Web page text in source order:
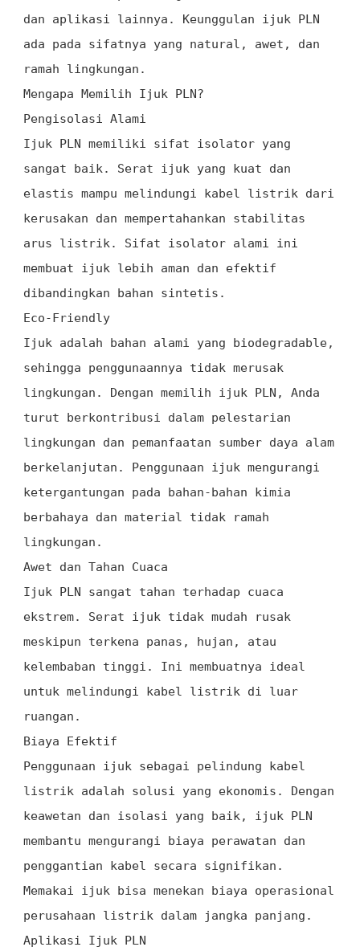
dan aplikasi lainnya. Keunggulan ijuk PLN
ada pada sifatnya yang natural, awet, dan
ramah lingkungan.
Mengapa Memilih Ijuk PLN?
Pengisolasi Alami
Ijuk PLN memiliki sifat isolator yang
sangat baik. Serat ijuk yang kuat dan
elastis mampu melindungi kabel listrik dari
kerusakan dan mempertahankan stabilitas
arus listrik. Sifat isolator alami ini
membuat ijuk lebih aman dan efektif
dibandingkan bahan sintetis.
Eco-Friendly
Ijuk adalah bahan alami yang biodegradable,
sehingga penggunaannya tidak merusak
lingkungan. Dengan memilih ijuk PLN, Anda
turut berkontribusi dalam pelestarian
lingkungan dan pemanfaatan sumber daya alam
berkelanjutan. Penggunaan ijuk mengurangi
ketergantungan pada bahan-bahan kimia
berbahaya dan material tidak ramah
lingkungan.
Awet dan Tahan Cuaca
Ijuk PLN sangat tahan terhadap cuaca
ekstrem. Serat ijuk tidak mudah rusak
meskipun terkena panas, hujan, atau
kelembaban tinggi. Ini membuatnya ideal
untuk melindungi kabel listrik di luar
ruangan.
Biaya Efektif
Penggunaan ijuk sebagai pelindung kabel
listrik adalah solusi yang ekonomis. Dengan
keawetan dan isolasi yang baik, ijuk PLN
membantu mengurangi biaya perawatan dan
penggantian kabel secara signifikan.
Memakai ijuk bisa menekan biaya operasional
perusahaan listrik dalam jangka panjang.
Aplikasi Ijuk PLN